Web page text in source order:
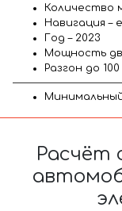
Количество
Навигация –
Год – 2023
Мощность
Разгон до
Расчёт